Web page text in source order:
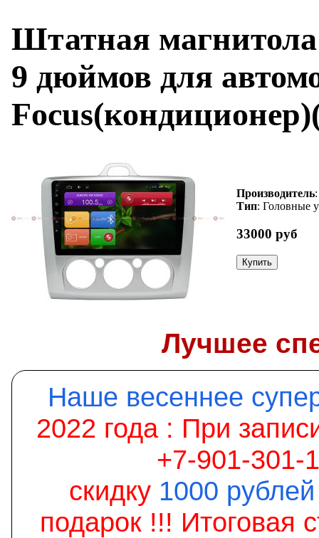
Штатная магнитола
9 дюймов для
Производитель
Тип: Головные
33000 руб
Лучшее
Наше весеннее
2022 года : При
+7-901-301-
скидку 1000 рублей
подарок !!! Итоговая